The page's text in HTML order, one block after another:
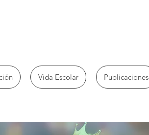
Vida Escolar Publicaciones